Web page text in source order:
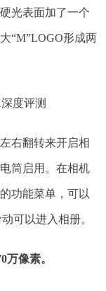
光表面加了一个
“M”LOGO形成两
右翻转来开启相
筒启用。在相机
功能菜单，可以
可以进入相册。
万像素。